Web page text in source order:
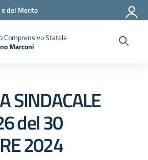
del Merito
Comprensivo Statale
Marconi
SINDACALE
del 30
2024